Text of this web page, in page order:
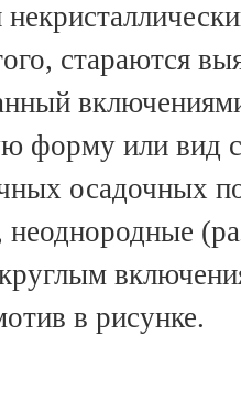
стараются
форму или вид
осадочных
неоднородные
в рисунке.